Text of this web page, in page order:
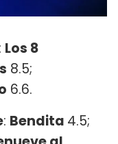
: Los 8
8.5;
6.6.
: Bendita 4.5;